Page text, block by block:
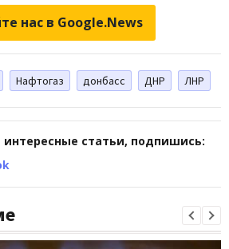
нас в Google.News
Нафтогаз донбасс ДНР ЛНР
интересные статьи, подпишись: